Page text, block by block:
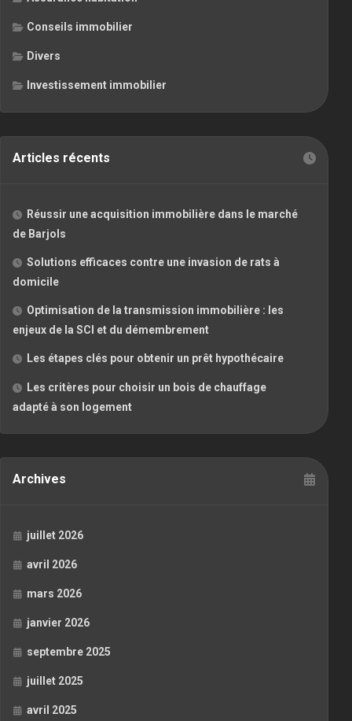
Conseils immobilier
Divers
Investissement immobilier
Articles récents
Réussir une acquisition immobilière dans le marché
de Barjols
Solutions efficaces contre une invasion de rats à
domicile
Optimisation de la transmission immobilière : les
enjeux de la SCI et du démembrement
Les étapes clés pour obtenir un prêt hypothécaire
Les critères pour choisir un bois de chauffage
adapté à son logement
Archives
juillet 2026
avril 2026
mars 2026
janvier 2026
septembre 2025
juillet 2025
avril 2025